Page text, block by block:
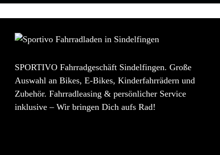
SPORTIVO Fahrradgeschäft Sindelfingen. Große
Auswahl an Bikes, E-Bikes, Kinderfahrrädern und
Zubehör. Fahrradleasing & persönlicher Service
inklusive – Wir bringen Dich aufs Rad!